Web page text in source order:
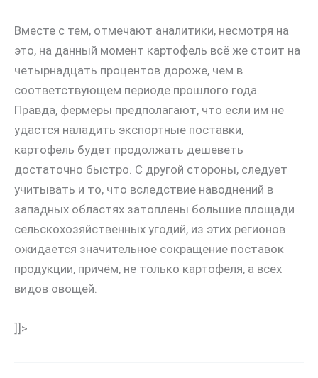
Вместе с тем, отмечают аналитики, несмотря на
это, на данный момент картофель всё же стоит на
четырнадцать процентов дороже, чем в
соответствующем периоде прошлого года.
Правда, фермеры предполагают, что если им не
удастся наладить экспортные поставки,
картофель будет продолжать дешеветь
достаточно быстро. С другой стороны, следует
учитывать и то, что вследствие наводнений в
западных областях затоплены большие площади
сельскохозяйственных угодий, из этих регионов
ожидается значительное сокращение поставок
продукции, причём, не только картофеля, а всех
видов овощей.
]]>